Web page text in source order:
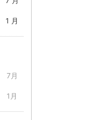
1 月
7月
1月